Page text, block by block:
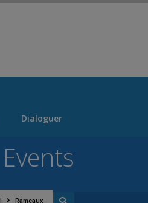
Dialoguer
Rameaux
Events